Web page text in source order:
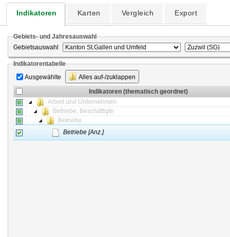
Indikatoren Karten Vergleich Export
Gebiets- und Jahresauswahl
Gebietsauswahl
Indikatorentabelle
Ausgewählte
Alles auf-/zuklappen
Indikatoren (thematisch geordnet)
Arbeit und Unternehmen
Betriebe, Beschäftigte
Betriebe
Betriebe [Anz.]